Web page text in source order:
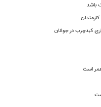
باشد
کبدچرب در جوانان
است